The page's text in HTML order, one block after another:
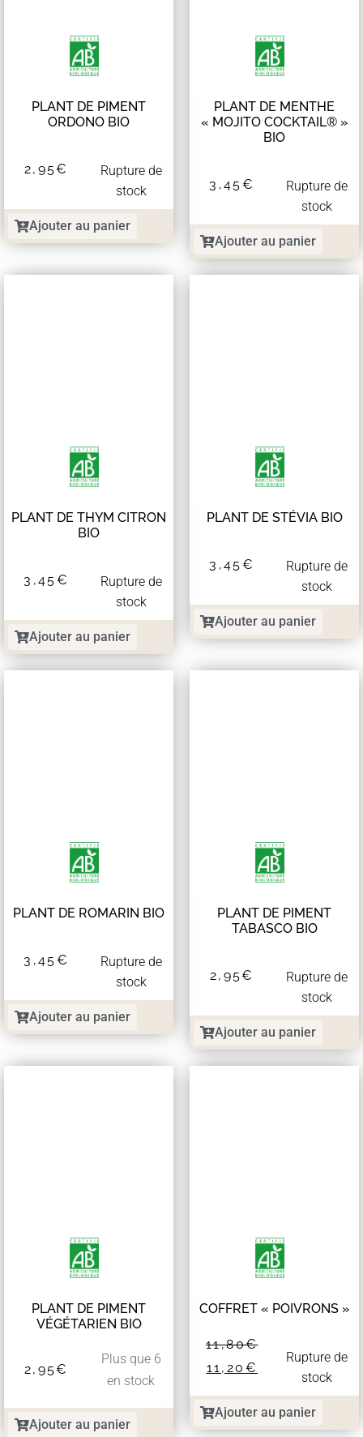
PLANT DE PIMENT
ORDONO BIO
2,95€
Rupture de
stock
Ajouter au panier
PLANT DE MENTHE
« MOJITO COCKTAIL® »
BIO
3,45€
Rupture de
stock
Ajouter au panier
PLANT DE THYM CITRON
BIO
3,45€
Rupture de
stock
Ajouter au panier
PLANT DE STÉVIA BIO
3,45€
Rupture de
stock
Ajouter au panier
PLANT DE ROMARIN BIO
3,45€
Rupture de
stock
Ajouter au panier
PLANT DE PIMENT
TABASCO BIO
2,95€
Rupture de
stock
Ajouter au panier
PLANT DE PIMENT
VÉGÉTARIEN BIO
2,95€
Plus que 6
en stock
Ajouter au panier
COFFRET « POIVRONS »
11,80€
11,20 €
Rupture de
stock
Ajouter au panier